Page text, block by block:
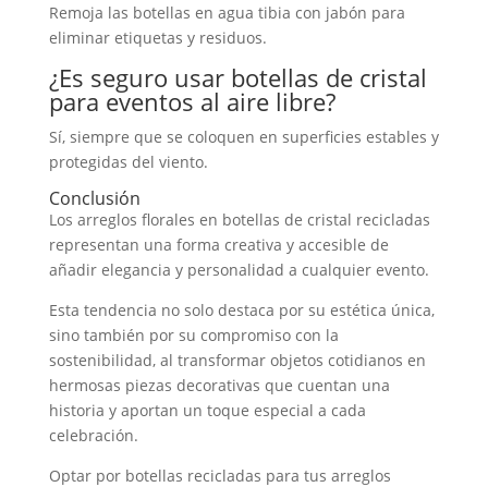
Remoja las botellas en agua tibia con jabón para
eliminar etiquetas y residuos.
¿Es seguro usar botellas de cristal
para eventos al aire libre?
Sí, siempre que se coloquen en superficies estables y
protegidas del viento.
Conclusión
Los arreglos florales en botellas de cristal recicladas
representan una forma creativa y accesible de
añadir elegancia y personalidad a cualquier evento.
Esta tendencia no solo destaca por su estética única,
sino también por su compromiso con la
sostenibilidad, al transformar objetos cotidianos en
hermosas piezas decorativas que cuentan una
historia y aportan un toque especial a cada
celebración.
Optar por botellas recicladas para tus arreglos